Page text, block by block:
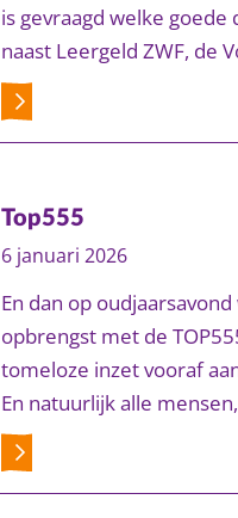
is gevraagd welke
naast Leergeld ZWF, de
Top555
6 januari 2026
En dan op
opbrengst met de
tomeloze inzet vooraf
En natuurlijk alle